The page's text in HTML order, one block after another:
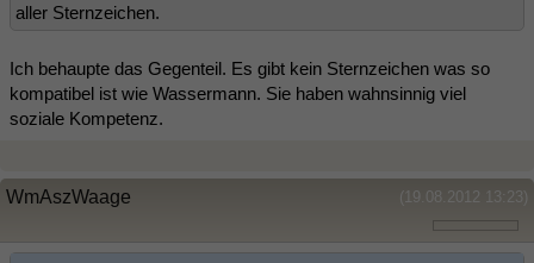
aller Sternzeichen.
Ich behaupte das Gegenteil. Es gibt kein Sternzeichen was so
kompatibel ist wie Wassermann. Sie haben wahnsinnig viel
soziale Kompetenz.
(19.08.2012 13:23)
WmAszWaage